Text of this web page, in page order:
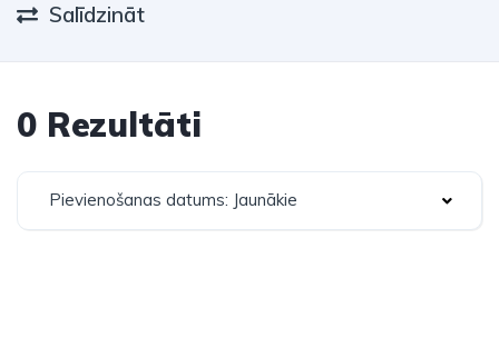
Salīdzināt
0 Rezultāti
Pievienošanas datums: Jaunākie